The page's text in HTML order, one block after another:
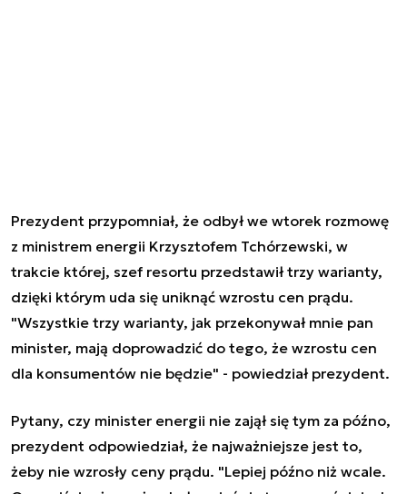
Prezydent przypomniał, że odbył we wtorek rozmowę
z ministrem energii Krzysztofem Tchórzewski, w
trakcie której, szef resortu przedstawił trzy warianty,
dzięki którym uda się uniknąć wzrostu cen prądu.
"Wszystkie trzy warianty, jak przekonywał mnie pan
minister, mają doprowadzić do tego, że wzrostu cen
dla konsumentów nie będzie" - powiedział prezydent.
Pytany, czy minister energii nie zajął się tym za późno,
prezydent odpowiedział, że najważniejsze jest to,
żeby nie wzrosły ceny prądu. "Lepiej późno niż wcale.